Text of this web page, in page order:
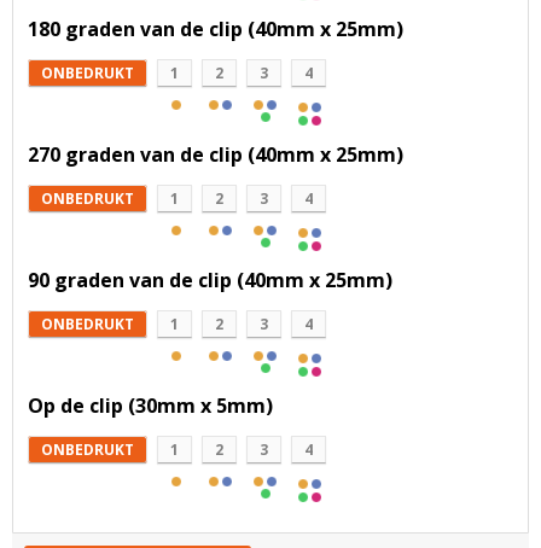
180 graden van de clip (40mm x 25mm)
ONBEDRUKT 1 2 3 4
270 graden van de clip (40mm x 25mm)
ONBEDRUKT 1 2 3 4
90 graden van de clip (40mm x 25mm)
ONBEDRUKT 1 2 3 4
Op de clip (30mm x 5mm)
ONBEDRUKT 1 2 3 4